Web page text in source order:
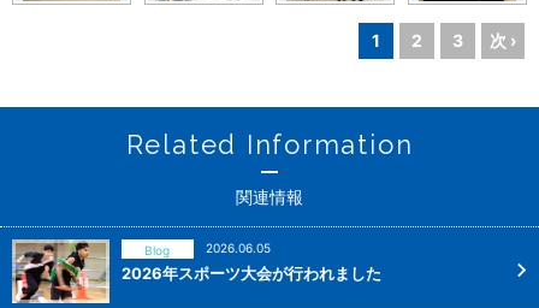
1 2 3 次 ›
Related Information
関連情報
Blog 2026.06.05
2026年スポーツ大会が行われました